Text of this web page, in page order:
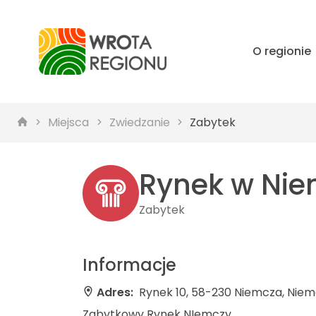
O regionie
Miejsca Zwiedzanie Zabytek
Rynek w
Zabytek
Informacje
Adres: Rynek 10, 58-230 Niemcza,